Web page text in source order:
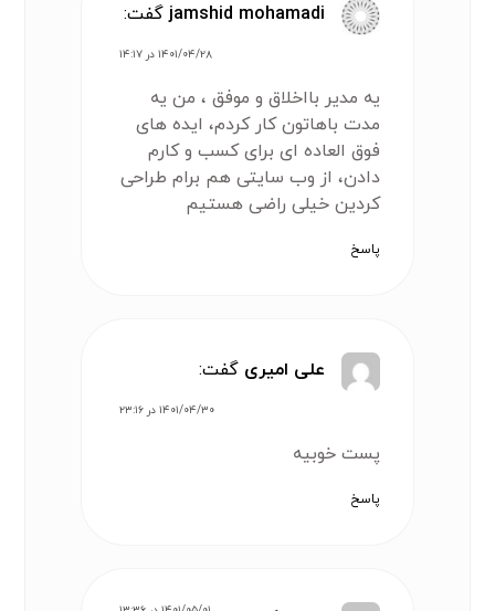
jamshid mohamadi گفت:
۱۴۰۱/۰۴/۲۸ در ۱۴:۱۷
یه مدیر بااخلاق و موفق ، من یه
مدت باهاتون کار کردم، ایده های
فوق العاده ای برای کسب و کارم
دادن، از وب سایتی هم برام طراحی
کردین خیلی راضی هستیم
پاسخ
علی امیری گفت:
۱۴۰۱/۰۴/۳۰ در ۲۳:۱۶
پست خوبیه
پاسخ